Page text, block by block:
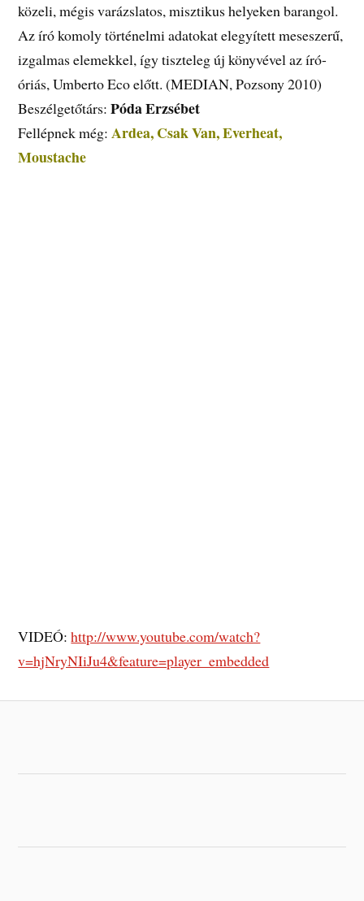
közeli, mégis varázslatos, misztikus helyeken barangol.
Az író komoly történelmi adatokat elegyített meseszerű,
izgalmas elemekkel, így tiszteleg új könyvével az író-
óriás, Umberto Eco előtt. (MEDIAN, Pozsony 2010)
Beszélgetőtárs:Póda Erzsébet
Fellépnek még:Ardea, Csak Van, Everheat,
Moustache
VIDEÓ:http://www.youtube.com/watch?
v=hjNryNIiJu4&feature=player_embedded